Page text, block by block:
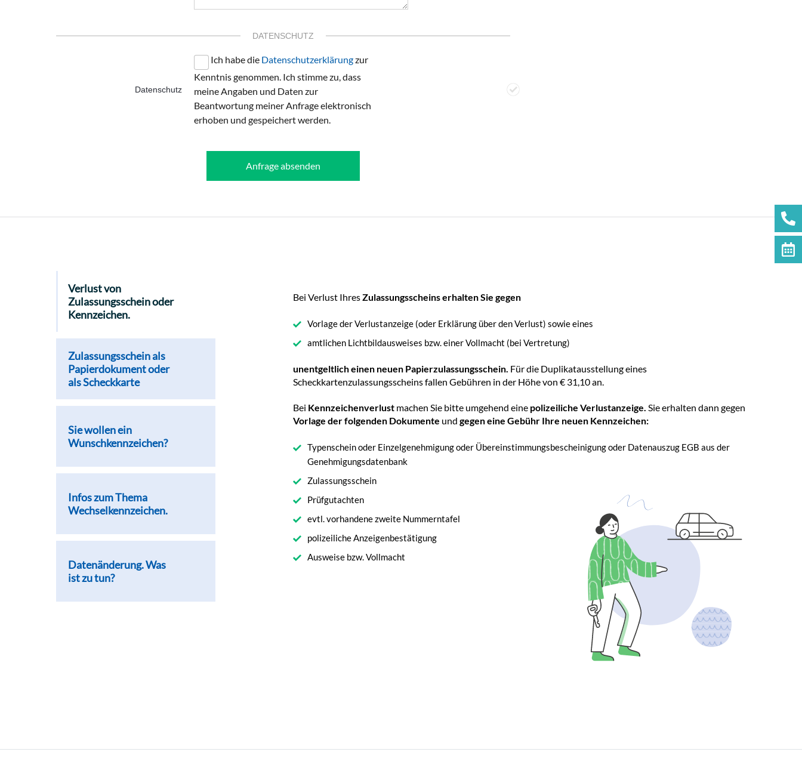
DATENSCHUTZ
Datenschutz
Ich habe die Datenschutzerklärungzur
Kenntnis genommen. Ich stimme zu, dass
meine Angaben und Daten zur
Beantwortung meiner Anfrage elektronisch
erhoben und gespeichert werden.
Anfrage absenden
Verlust von
Zulassungsschein oder
Kennzeichen.
Zulassungsschein als
Papierdokument oder
als Scheckkarte
Sie wollen ein
Wunschkennzeichen?
Infos zum Thema
Wechselkennzeichen.
Datenänderung. Was
ist zu tun?
Bei Verlust IhresZulassungsscheins erhalten Sie gegen
Vorlage der Verlustanzeige (oder Erklärung über den Verlust) sowie eines
amtlichen Lichtbildausweises bzw. einer Vollmacht (bei Vertretung)
unentgeltlich einen neuen Papierzulassungsschein. Für die Duplikatausstellung eines
Scheckkartenzulassungsscheins fallen Gebühren in der Höhe von € 31,10 an.
Bei Kennzeichenverlust machen Sie bitte umgehend eine polizeiliche Verlustanzeige. Sie erhalten dann gegen
Vorlage der folgenden Dokumente und gegen eine Gebühr Ihre neuen Kennzeichen:
Typenschein oder Einzelgenehmigung oder Übereinstimmungsbescheinigung oder Datenauszug EGB aus der
Genehmigungsdatenbank
Zulassungsschein
Prüfgutachten
evtl. vorhandene zweite Nummerntafel
polizeiliche Anzeigenbestätigung
Ausweise bzw. Vollmacht